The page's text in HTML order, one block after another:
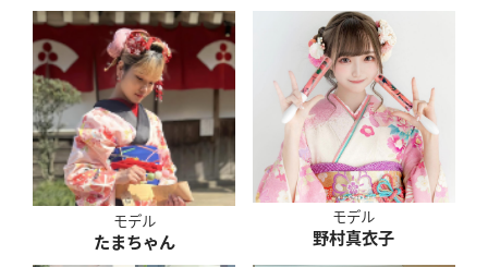
モデル
たまちゃん
モデル
野村真衣子